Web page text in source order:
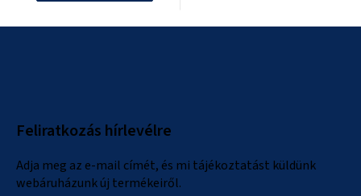
Feliratkozás hírlevélre
Adja meg az e-mail címét, és mi tájékoztatást küldünk
webáruházunk új termékeiről.